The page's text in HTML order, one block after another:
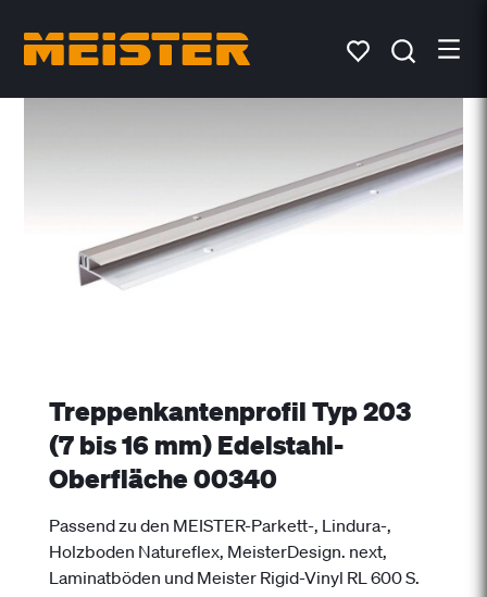
Treppenkantenprofil Typ 203
(7 bis 16 mm) Edelstahl-
Oberfläche 00340
Passend zu den MEISTER-Parkett-, Lindura-,
Holzboden Natureflex, MeisterDesign. next,
Laminatböden und Meister Rigid-Vinyl RL 600 S.